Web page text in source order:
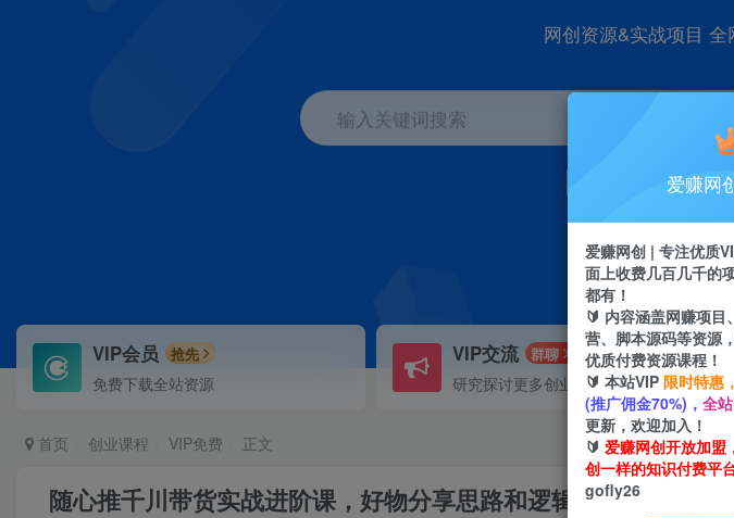
网创资源&实战项目
输入关键词搜索
直播
VIP会员 抢先
免费下载全站资源
VIP交流 群聊
研究探讨更多创业项目路子。
首页 创业课程 VIP免费 正文
随心推千川带货实战进阶课，好物分享思路和逻辑，赛道选择与
爱赚网
爱赚网创 | 专注优质
面上收费几百几千的
都有！
🔰 内容涵盖网赚项
营、脚本源码等资源
优质付费资源课程！
🔰 本站VIP 限时特惠，
(推广佣金70%)， 全
更新，欢迎加入！
🔰 爱赚网创开放加盟
创一样的知识付费平
gofly26